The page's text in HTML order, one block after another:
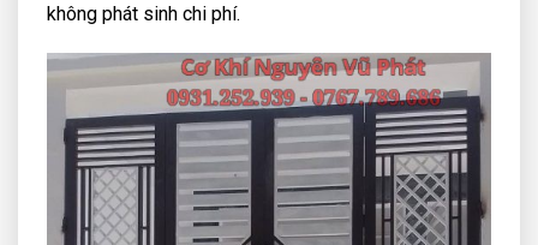
không phát sinh chi phí.